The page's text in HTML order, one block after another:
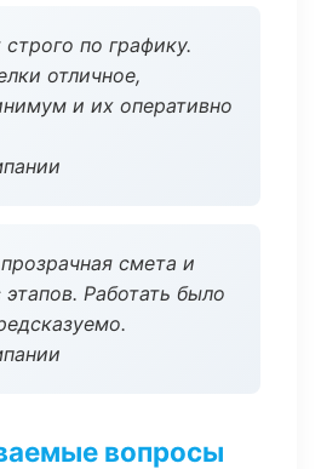
по графику.
отличное,
и их оперативно
смета и
Работать было
вопросы